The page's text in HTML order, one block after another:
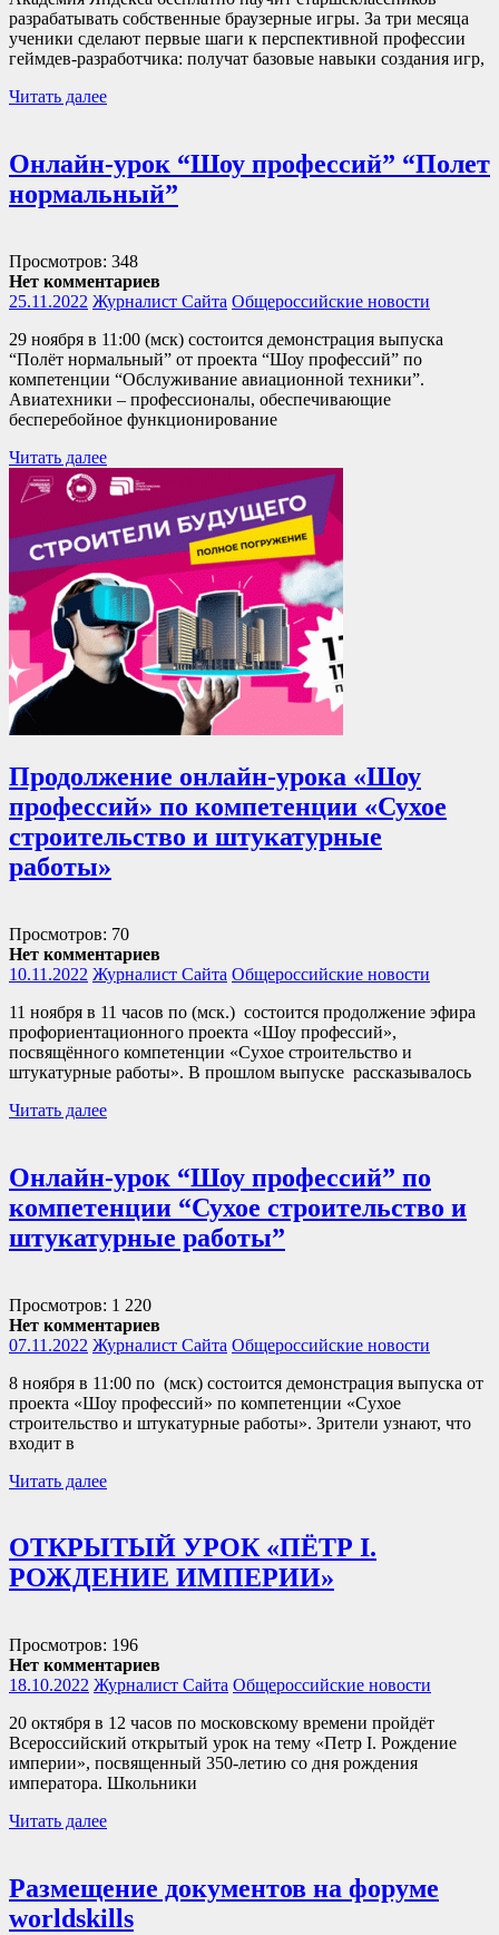
разрабатывать собственные браузерные игры. За три месяца
ученики сделают первые шаги к перспективной профессии
геймдев-разработчика: получат базовые навыки создания игр,
Читать далее
Онлайн-урок “Шоу профессий” “Полет
нормальный”
Просмотров: 348
Нет комментариев
25.11.2022 Журналист Сайта Общероссийские новости
29 ноября в 11:00 (мск) состоится демонстрация выпуска
“Полёт нормальный” от проекта “Шоу профессий” по
компетенции “Обслуживание авиационной техники”.
Авиатехники – профессионалы, обеспечивающие
бесперебойное функционирование
Читать далее
Продолжение онлайн-урока «Шоу
профессий» по компетенции «Сухое
строительство и штукатурные
работы»
Просмотров: 70
Нет комментариев
10.11.2022 Журналист Сайта Общероссийские новости
11 ноября в 11 часов по (мск.) состоится продолжение эфира
профориентационного проекта «Шоу профессий»,
посвящённого компетенции «Сухое строительство и
штукатурные работы». В прошлом выпуске рассказывалось
Читать далее
Онлайн-урок “Шоу профессий” по
компетенции “Сухое строительство и
штукатурные работы”
Просмотров: 1 220
Нет комментариев
07.11.2022 Журналист Сайта Общероссийские новости
8 ноября в 11:00 по (мск) состоится демонстрация выпуска от
проекта «Шоу профессий» по компетенции «Сухое
строительство и штукатурные работы». Зрители узнают, что
входит в
Читать далее
ОТКРЫТЫЙ УРОК «ПЁТР I.
РОЖДЕНИЕ ИМПЕРИИ»
Просмотров: 196
Нет комментариев
18.10.2022 Журналист Сайта Общероссийские новости
20 октября в 12 часов по московскому времени пройдёт
Всероссийский открытый урок на тему «Петр I. Рождение
империи», посвященный 350-летию со дня рождения
императора. Школьники
Читать далее
Размещение документов на форуме
worldskills